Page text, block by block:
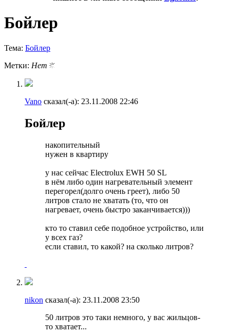
Бойлер
Тема: Бойлер
Метки: Нет
Vano сказал(-а): 23.11.2008 22:46
Бойлер
накопительный
нужен в квартиру
у нас сейчас Electrolux EWH 50 SL
в нём либо один нагревательный элемент
перегорел(долго очень греет), либо 50
литров стало не хватать (то, что он
нагревает, очень быстро заканчивается)))
кто то ставил себе подобное устройство, или
у всех газ?
если ставил, то какой? на сколько литров?
nikon сказал(-а): 23.11.2008 23:50
50 литров это таки немного, у вас жильцов-
то хватает...